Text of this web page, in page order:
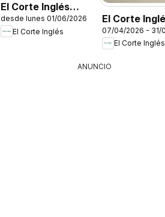
El Corte Inglés
Cocinas
desde lunes 01/06/2026
El Corte Inglés
El Corte
Colecciones
07/04/2026 - 31/
El Corte Inglés
ANUNCIO